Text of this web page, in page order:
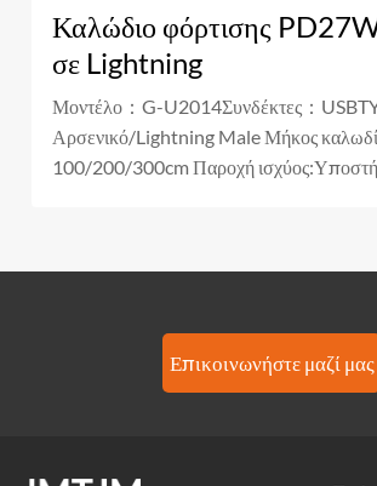
Καλώδιο φόρτισης
σε Lightning
Μοντέλο：G-U2014Συνδέκτες：
Αρσενικό/Lightning Male Μήκος
100/200/300cm Παροχή
Επικοινωνήστε μαζί μας